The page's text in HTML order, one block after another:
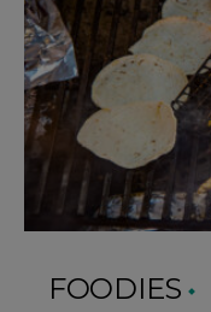
FOODIES